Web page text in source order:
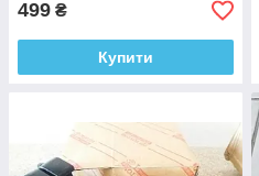
499 ₴
Купити